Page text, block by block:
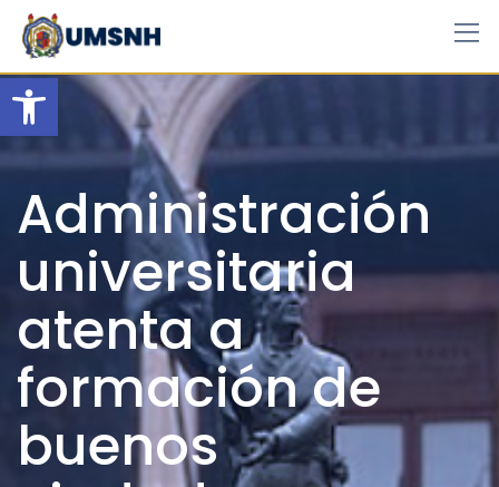
Open toolbar
Skip
content
Administración
universitaria
atenta a
formación de
buenos